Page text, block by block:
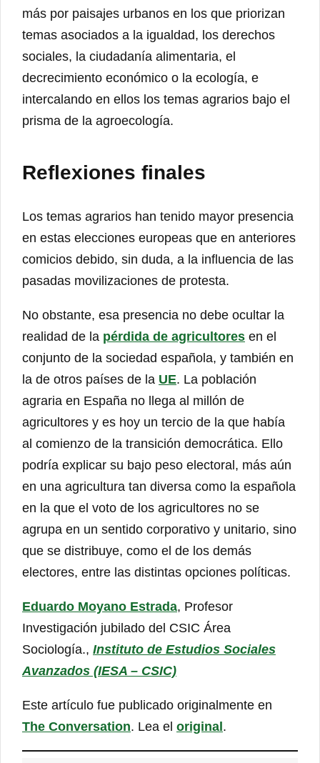
más por paisajes urbanos en los que priorizan
temas asociados a la igualdad, los derechos
sociales, la ciudadanía alimentaria, el
decrecimiento económico o la ecología, e
intercalando en ellos los temas agrarios bajo el
prisma de la agroecología.
Reflexiones finales
Los temas agrarios han tenido mayor presencia
en estas elecciones europeas que en anteriores
comicios debido, sin duda, a la influencia de las
pasadas movilizaciones de protesta.
No obstante, esa presencia no debe ocultar la
realidad de la pérdida de agricultores en el
conjunto de la sociedad española, y también en
la de otros países de la UE. La población
agraria en España no llega al millón de
agricultores y es hoy un tercio de la que había
al comienzo de la transición democrática. Ello
podría explicar su bajo peso electoral, más aún
en una agricultura tan diversa como la española
en la que el voto de los agricultores no se
agrupa en un sentido corporativo y unitario, sino
que se distribuye, como el de los demás
electores, entre las distintas opciones políticas.
Eduardo Moyano Estrada, Profesor
Investigación jubilado del CSIC Área
Sociología., Instituto de Estudios Sociales
Avanzados (IESA – CSIC)
Este artículo fue publicado originalmente en
The Conversation. Lea el original .